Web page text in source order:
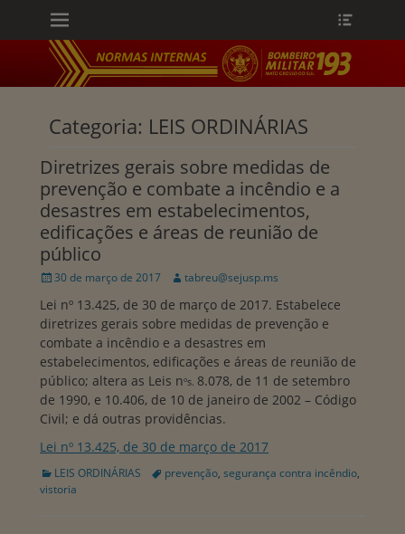
Menu principal
para
conteúdo
Categoria: LEIS ORDINÁRIAS
Diretrizes gerais sobre medidas de
prevenção e combate a incêndio e a
desastres em estabelecimentos,
edificações e áreas de reunião de
público
Publicado
30 de março de 2017 Autor:
tabreu@sejusp.ms
Lei nº 13.425, de 30 de março de 2017. Estabelece
diretrizes gerais sobre medidas de prevenção e
combate a incêndio e a desastres em
estabelecimentos, edificações e áreas de reunião de
público; altera as Leis nºs. 8.078, de 11 de setembro
de 1990, e 10.406, de 10 de janeiro de 2002 – Código
Civil; e dá outras providências.
Lei nº 13.425, de 30 de março de 2017
Categorias:
LEIS ORDINÁRIAS Tags:prevenção, segurança contra incêndio,
vistoria